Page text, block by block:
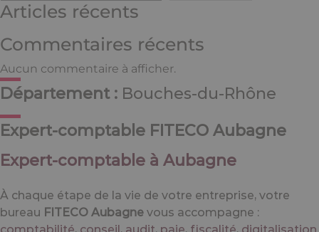
Articles récents
Commentaires récents
Aucun commentaire à afficher.
Département : Bouches-du-Rhône
Expert-comptable FITECO Aubagne
Expert-comptable à Aubagne
À chaque étape de la vie de votre entreprise, votre
bureau FITECO Aubagne vous accompagne :
comptabilité, conseil, audit, paie, fiscalité, digitalisation